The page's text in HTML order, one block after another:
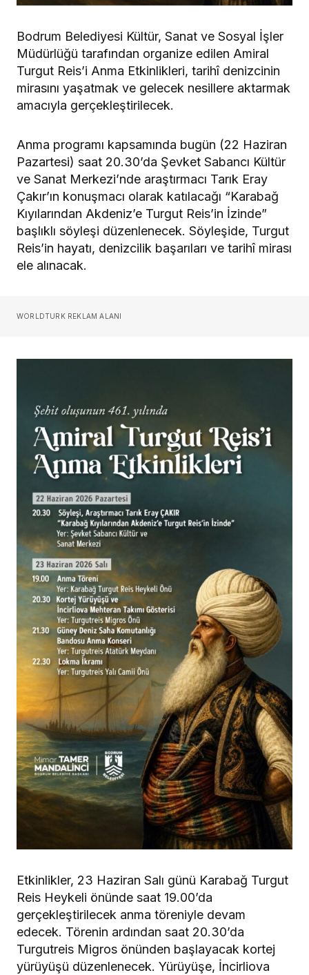
Bodrum Belediyesi Kültür, Sanat ve Sosyal İşler
Müdürlüğü tarafından organize edilen Amiral
Turgut Reis’i Anma Etkinlikleri, tarihî denizcinin
mirasını yaşatmak ve gelecek nesillere aktarmak
amacıyla gerçekleştirilecek.
Anma programı kapsamında bugün (22 Haziran
Pazartesi) saat 20.30’da Şevket Sabancı Kültür
ve Sanat Merkezi’nde araştırmacı Tarık Eray
Çakır’ın konuşmacı olarak katılacağı “Karabağ
Kıyılarından Akdeniz’e Turgut Reis’in İzinde”
başlıklı söyleşi düzenlenecek. Söyleşide, Turgut
Reis’in hayatı, denizcilik başarıları ve tarihî mirası
ele alınacak.
WORLDTURK REKLAM ALANI
Etkinlikler, 23 Haziran Salı günü Karabağ Turgut
Reis Heykeli önünde saat 19.00’da
gerçekleştirilecek anma töreniyle devam
edecek. Törenin ardından saat 20.30’da
Turgutreis Migros önünden başlayacak kortej
yürüyüşü düzenlenecek. Yürüyüşe, İncirliova